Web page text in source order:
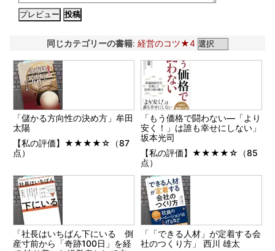
同じカテゴリーの書籍: 経営のコツ★4
「儲かる方向性の決め方」牟田
太陽
【私の評価】★★★★☆（87
点）
「もう価格で闘わない―「より
安く！」は誰も幸せにしない」
坂本光司
【私の評価】★★★★☆（85
点）
「社長はいちばん下にいる 倒
産寸前から「奇跡100日」を経
「「できる人材」が定着する会
社のつくり方」 西川 雄太